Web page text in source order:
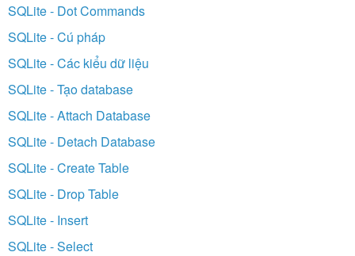
SQLite - Dot Commands
SQLite - Cú pháp
SQLite - Các kiểu dữ liệu
SQLite - Tạo database
SQLite - Attach Database
SQLite - Detach Database
SQLite - Create Table
SQLite - Drop Table
SQLite - Insert
SQLite - Select